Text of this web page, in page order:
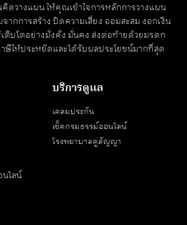
วางแผน ให้คุณเข้าใจการหลักการวางแผน
จากการสร้าง ปิดความเสี่ยง ออมสะสม งอกเงิน
เติบโตอย่างมั่งคั่ง มั่นคง ส่งต่อท้ายด้วยมรดก
ษีให้ประหยัดและได้รับผลประโยชน์มากที่สุด
ไลน์
บริการดูแล
เคลมประกัน
เช็คกรมธรรม์ออนไลน์
โรงพยาบาลคู่สัญญา